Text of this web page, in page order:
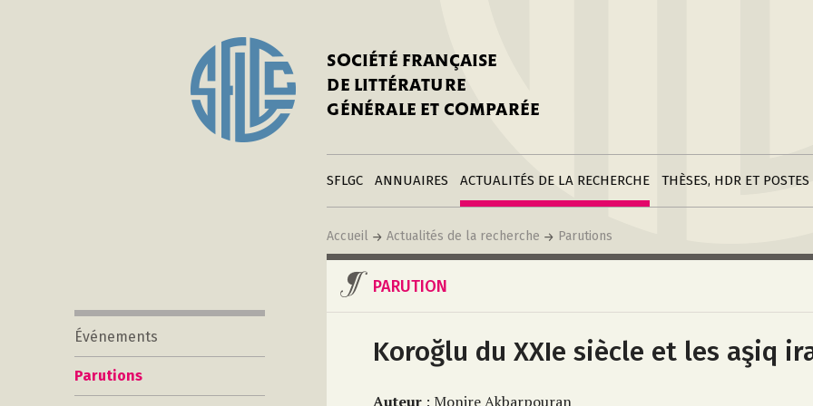
SOCIÉTÉ FRANÇAISE
DE LITTÉRATURE
GÉNÉRALE ET COMPARÉE
SFLGC
Adhérer à la SFLGC
Publier sur ce site
LiensANNUAIRES
Créer une fiche
annuaire
Modifier sa fiche
annuaire
Créer une fiche
institutionACTUALITÉS DE LA RECHERCHE
Divers
Soumettre une
annonce
THÈSES, HDR ET POSTES
Postes
Accueil Actualités de la recherche Parutions
Événements
Parutions
PARUTION
Koroğlu du XXIe siècle et les aşiq
Auteur : Monire Akbarpouran